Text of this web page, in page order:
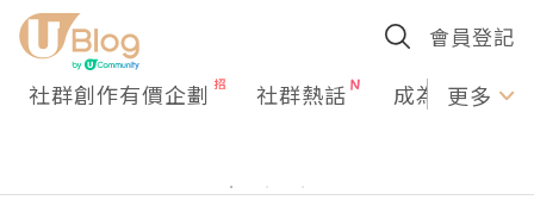
會員登記
社群創作有價企劃 社群熱話 成為U更多